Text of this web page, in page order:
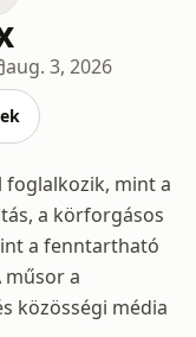
aug. 3, 2026
foglalkozik, mint a
a körforgásos
a fenntartható
műsor a
közösségi média